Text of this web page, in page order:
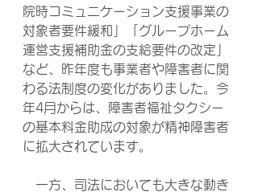
院時コミュニケーション支援事業の
対象者要件緩和」「グループホーム
運営支援補助金の支給要件の改定」
など、昨年度も事業者や障害者に関
わる法制度の変化がありました。今
年4月からは、障害者福祉タクシー
の基本料金助成の対象が精神障害者
に拡大されています。
一方、司法においても大きな動き